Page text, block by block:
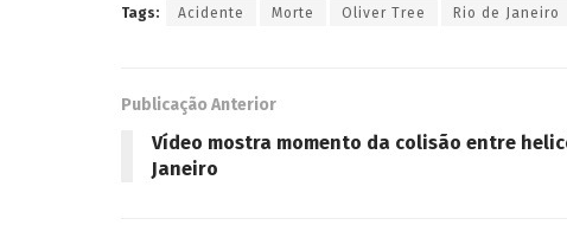
Tags: Acidente Morte Oliver Tree Rio de Janeiro
Publicação Anterior
Vídeo mostra momento da colisão entre
Janeiro